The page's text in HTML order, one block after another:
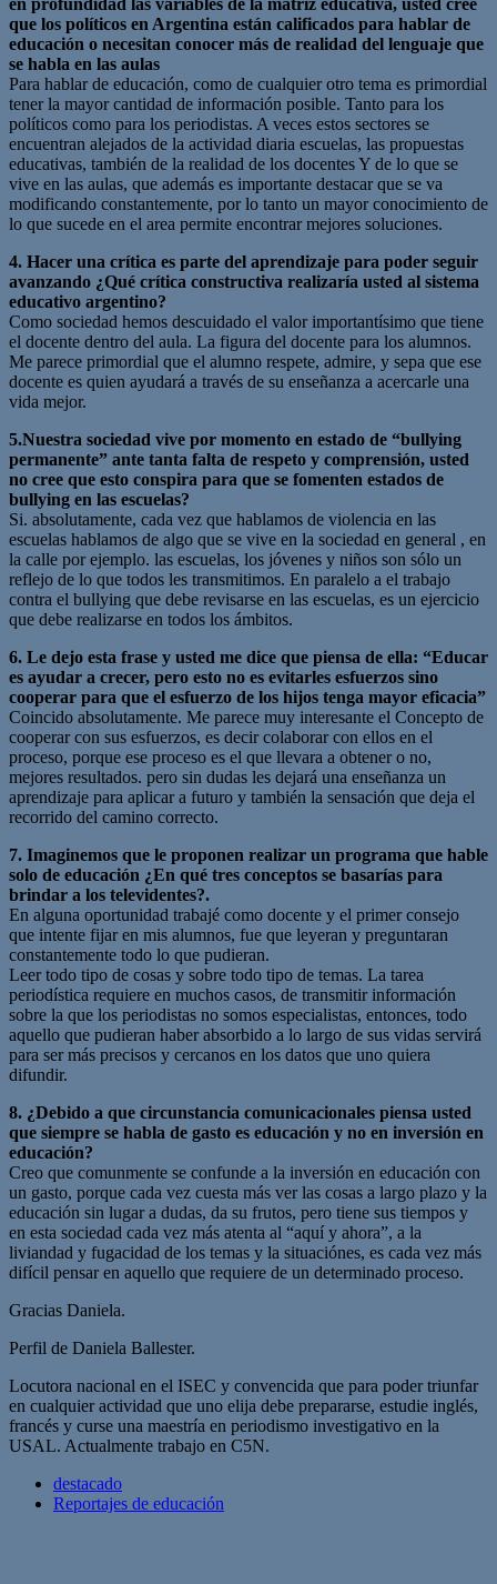
que los políticos en Argentina están calificados para hablar de
educación o necesitan conocer más de realidad del lenguaje que
se habla en las aulas
Para hablar de educación, como de cualquier otro tema es primordial
tener la mayor cantidad de información posible. Tanto para los
políticos como para los periodistas. A veces estos sectores se
encuentran alejados de la actividad diaria escuelas, las propuestas
educativas, también de la realidad de los docentes Y de lo que se
vive en las aulas, que además es importante destacar que se va
modificando constantemente, por lo tanto un mayor conocimiento de
lo que sucede en el area permite encontrar mejores soluciones.
4. Hacer una crítica es parte del aprendizaje para poder seguir
avanzando ¿Qué crítica constructiva realizaría usted al sistema
educativo argentino?
Como sociedad hemos descuidado el valor importantísimo que tiene
el docente dentro del aula. La figura del docente para los alumnos.
Me parece primordial que el alumno respete, admire, y sepa que ese
docente es quien ayudará a través de su enseñanza a acercarle una
vida mejor.
5.Nuestra sociedad vive por momento en estado de “bullying
permanente” ante tanta falta de respeto y comprensión, usted
no cree que esto conspira para que se fomenten estados de
bullying en las escuelas?
Si. absolutamente, cada vez que hablamos de violencia en las
escuelas hablamos de algo que se vive en la sociedad en general , en
la calle por ejemplo. las escuelas, los jóvenes y niños son sólo un
reflejo de lo que todos les transmitimos. En paralelo a el trabajo
contra el bullying que debe revisarse en las escuelas, es un ejercicio
que debe realizarse en todos los ámbitos.
6. Le dejo esta frase y usted me dice que piensa de ella: “Educar
es ayudar a crecer, pero esto no es evitarles esfuerzos sino
cooperar para que el esfuerzo de los hijos tenga mayor eficacia”
Coincido absolutamente. Me parece muy interesante el Concepto de
cooperar con sus esfuerzos, es decir colaborar con ellos en el
proceso, porque ese proceso es el que llevara a obtener o no,
mejores resultados. pero sin dudas les dejará una enseñanza un
aprendizaje para aplicar a futuro y también la sensación que deja el
recorrido del camino correcto.
7. Imaginemos que le proponen realizar un programa que hable
solo de educación ¿En qué tres conceptos se basarías para
brindar a los televidentes?.
En alguna oportunidad trabajé como docente y el primer consejo
que intente fijar en mis alumnos, fue que leyeran y preguntaran
constantemente todo lo que pudieran.
Leer todo tipo de cosas y sobre todo tipo de temas. La tarea
periodística requiere en muchos casos, de transmitir información
sobre la que los periodistas no somos especialistas, entonces, todo
aquello que pudieran haber absorbido a lo largo de sus vidas servirá
para ser más precisos y cercanos en los datos que uno quiera
difundir.
8. ¿Debido a que circunstancia comunicacionales piensa usted
que siempre se habla de gasto es educación y no en inversión en
educación?
Creo que comunmente se confunde a la inversión en educación con
un gasto, porque cada vez cuesta más ver las cosas a largo plazo y la
educación sin lugar a dudas, da su frutos, pero tiene sus tiempos y
en esta sociedad cada vez más atenta al “aquí y ahora”, a la
liviandad y fugacidad de los temas y la situaciónes, es cada vez más
difícil pensar en aquello que requiere de un determinado proceso.
Gracias Daniela.
Perfil de Daniela Ballester.
Locutora nacional en el ISEC y convencida que para poder triunfar
en cualquier actividad que uno elija debe prepararse, estudie inglés,
francés y curse una maestría en periodismo investigativo en la
USAL. Actualmente trabajo en C5N.
destacado
Reportajes de educación